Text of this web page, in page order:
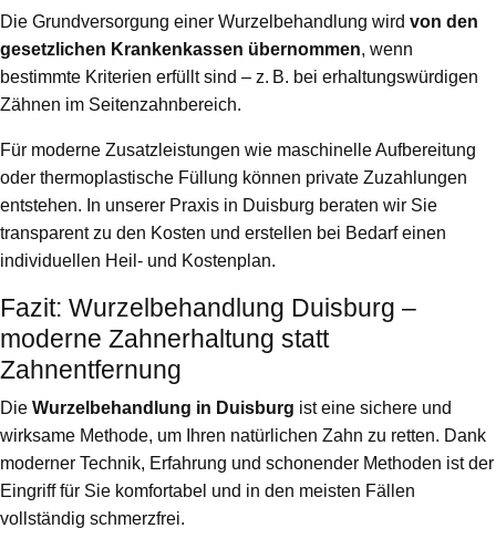
Die Grundversorgung einer Wurzelbehandlung wird von den
gesetzlichen Krankenkassen übernommen, wenn
bestimmte Kriterien erfüllt sind – z. B. bei erhaltungswürdigen
Zähnen im Seitenzahnbereich.
Für moderne Zusatzleistungen wie maschinelle Aufbereitung
oder thermoplastische Füllung können private Zuzahlungen
entstehen. In unserer Praxis in Duisburg beraten wir Sie
transparent zu den Kosten und erstellen bei Bedarf einen
individuellen Heil- und Kostenplan.
Fazit: Wurzelbehandlung Duisburg –
moderne Zahnerhaltung statt
Zahnentfernung
Die Wurzelbehandlung in Duisburg ist eine sichere und
wirksame Methode, um Ihren natürlichen Zahn zu retten. Dank
moderner Technik, Erfahrung und schonender Methoden ist der
Eingriff für Sie komfortabel und in den meisten Fällen
vollständig schmerzfrei.